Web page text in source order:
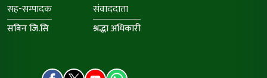
सह-सम्पादक
सबिन जि.सि
संवाददाता
श्रद्धा अधिकारी